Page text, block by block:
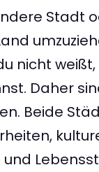
Stadt
nicht
Daher
Beide